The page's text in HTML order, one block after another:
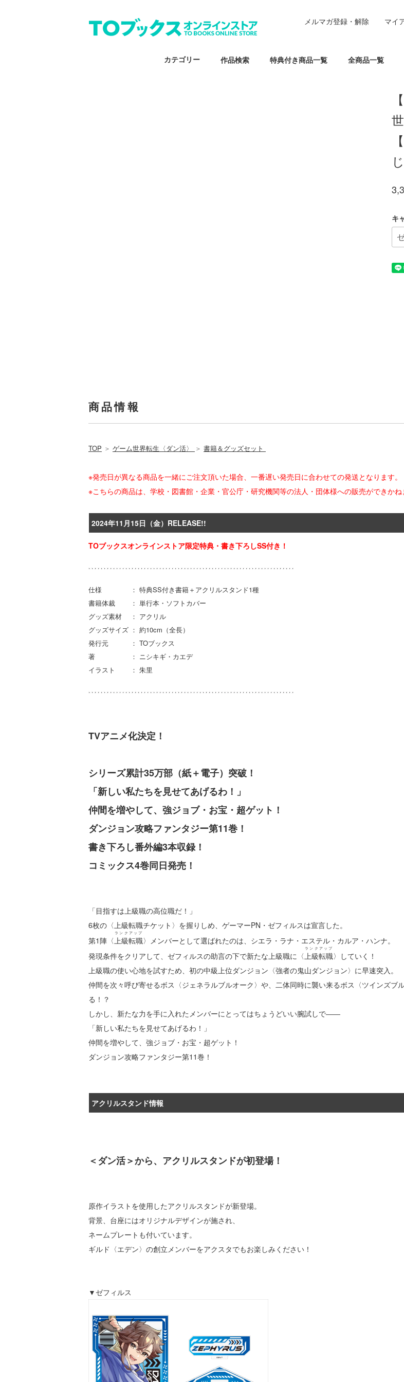
カテゴリー 作品検索 特典付き商品一覧 全商品一覧
メルマガ登録・解除 マイ
キ
商品情報
TOP ＞ ゲーム世界転生〈ダン活〉 ＞ 書籍＆グッズセット
※発売日が異なる商品を一緒にご注文頂いた場合、一番遅い発売日に合わせての発送となります。
※こちらの商品は、学校・図書館・企業・官公庁・研究機関等の法人・団体様への販売ができかね
2024年11月15日（金）RELEASE!!
TOブックスオンラインストア限定特典・書き下ろしSS付き！
仕様 ： 特典SS付き書籍＋アクリルスタンド1種
書籍体裁 ： 単行本・ソフトカバー
グッズ素材 ： アクリル
グッズサイズ ： 約10cm（全長）
発行元 ： TOブックス
著 ： ニシキギ・カエデ
イラスト ： 朱里
TVアニメ化決定！
シリーズ累計35万部（紙＋電子）突破！
「新しい私たちを見せてあげるわ！」
仲間を増やして、強ジョブ・お宝・超ゲット！
ダンジョン攻略ファンタジー第11巻！
書き下ろし番外編3本収録！
コミックス4巻同日発売！
「目指すは上級職の高位職だ！」
6枚の〈上級転職チケット〉を握りしめ、ゲーマーPN・ゼフィルスは宣言した。
第1陣〈上級転職
ランクアップ
〉メンバーとして選ばれたのは、シエラ・ラナ・エステル・カルア・ハンナ。
発現条件をクリアして、ゼフィルスの助言の下で新たな上級職に〈上級転職
ランクアップ
〉していく！
上級職の使い心地を試すため、初の中級上位ダンジョン〈強者の鬼山ダンジョン〉に早速突入。
仲間を次々呼び寄せるボス〈ジェネラルブルオーク〉や、二体同時に襲い来るボス〈ツインズブ
る！？
しかし、新たな力を手に入れたメンバーにとってはちょうどいい腕試しで――
「新しい私たちを見せてあげるわ！」
仲間を増やして、強ジョブ・お宝・超ゲット！
ダンジョン攻略ファンタジー第11巻！
アクリルスタンド情報
＜ダン活＞から、アクリルスタンドが初登場！
原作イラストを使用したアクリルスタンドが新登場。
背景、台座にはオリジナルデザインが施され、
ネームプレートも付いています。
ギルド〈エデン〉の創立メンバーをアクスタでもお楽しみください！
▼ゼフィルス